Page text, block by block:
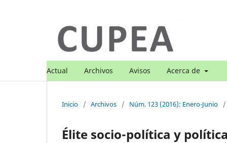
Actual Archivos Avisos Acerca de
Inicio / Archivos / Núm. 123 (2016): Enero-Junio /
Élite socio-política y